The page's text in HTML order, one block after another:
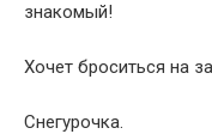
знакомый!
Хочет броситься на
Снегурочка.